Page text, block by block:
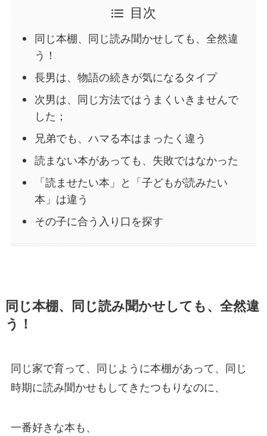
目次
同じ本棚、同じ読み聞かせしても、全然違
う！
長男は、物語の続きが気になるタイプ
次男は、同じ方法ではうまくいきませんで
した；
兄弟でも、ハマる本はまったく違う
読まない本があっても、失敗ではなかった
「読ませたい本」と「子どもが読みたい
本」は違う
その子に合う入り口を探す
同じ本棚、同じ読み聞かせしても、全然違
う！
同じ家で育って、同じように本棚があって、同じ
時期に読み聞かせもしてきたつもりなのに、
一番好きな本も、